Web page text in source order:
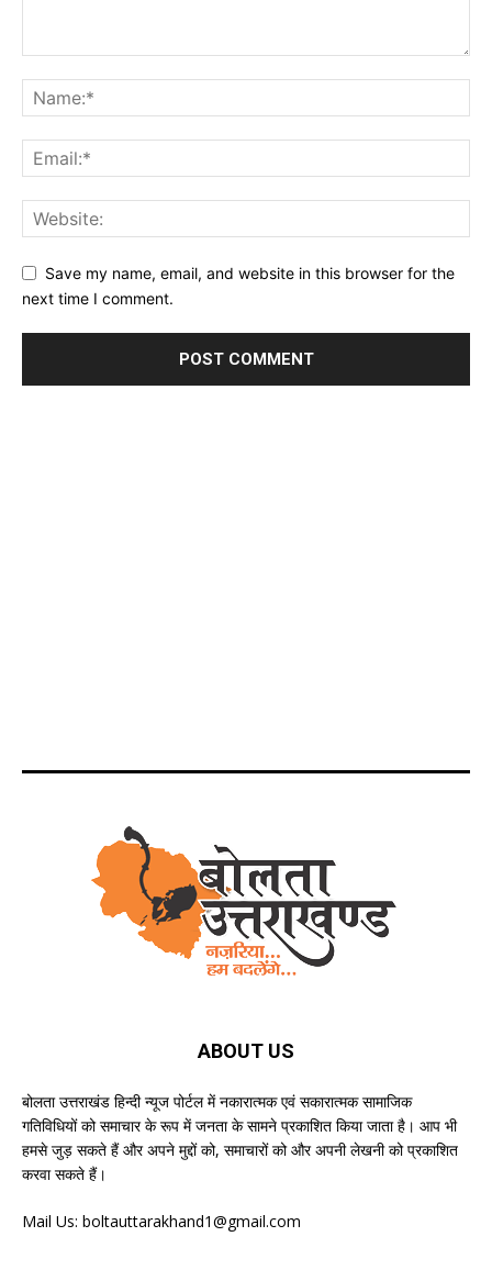
Save my name, email, and website in this browser for the
next time I comment.
ABOUT US
बोलता उत्तराखंड हिन्दी न्यूज पोर्टल में नकारात्मक एवं सकारात्मक सामाजिक
गतिविधियों को समाचार के रूप में जनता के सामने प्रकाशित किया जाता है। आप भी
हमसे जुड़ सकते हैं और अपने मुद्दों को, समाचारों को और अपनी लेखनी को प्रकाशित
करवा सकते हैं।
Mail Us: boltauttarakhand1@gmail.com